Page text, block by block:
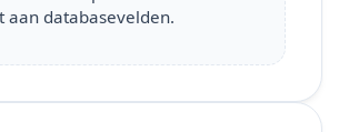
aan databasevelden.